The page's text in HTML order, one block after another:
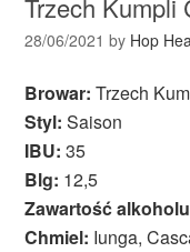
Trzech Kumpli
28/06/2021 by Hop
Browar: Trzech
Styl: Saison
IBU: 35
Blg: 12,5
Zawartość
Chmiel: Iunga,